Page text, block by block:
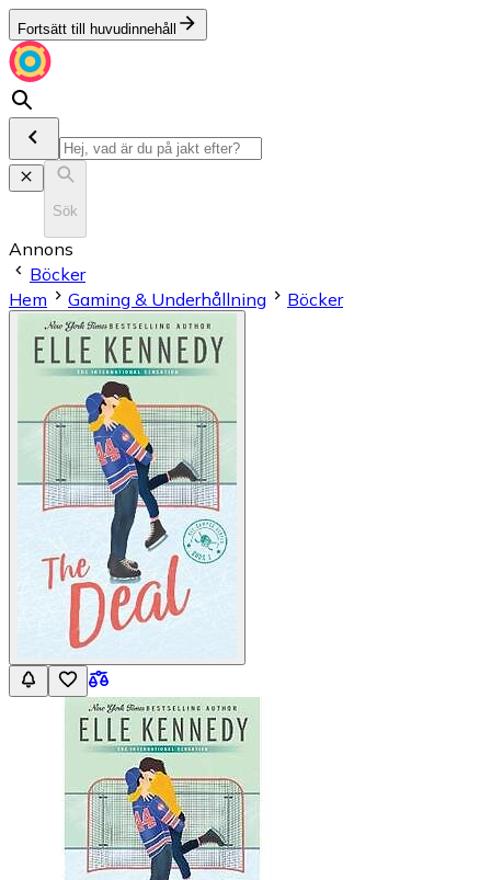
Fortsätt till huvudinnehåll
Sök
Annons
Böcker
Hem
Gaming & Underhållning Böcker